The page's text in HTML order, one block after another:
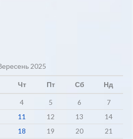
2025
Чт Пт Сб Нд
4 5 6
7
11 12 13
14
18 19 20
21